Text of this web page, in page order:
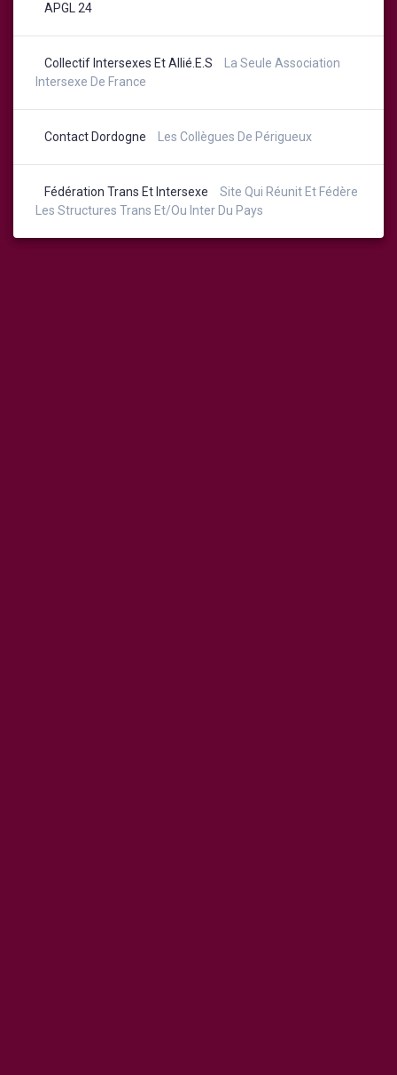
APGL 24
Collectif Intersexes Et Allié.e.s
La Seule Association
Intersexe De France
Contact Dordogne Les Collègues De Périgueux
Fédération Trans Et Intersexe
Site Qui Réunit Et Fédère
Les Structures Trans Et/ou Inter Du Pays